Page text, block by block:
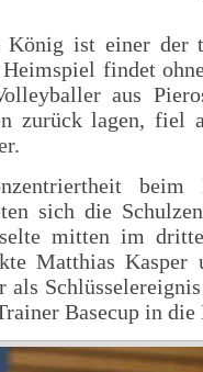
König ist einer der
findet
aus
zurück lagen, fiel
sich die
mitten im
Matthias Kasper
als
Basecup in die